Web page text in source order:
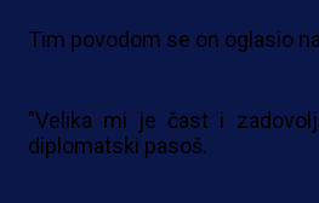
Tim povodom se on oglasio
"Velika mi je čast i
diplomatski pasoš.